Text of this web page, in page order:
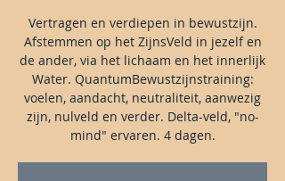
Vertragen en verdiepen in bewustzijn.
Afstemmen op het ZijnsVeld in jezelf en
de ander, via het lichaam en het innerlijk
Water. QuantumBewustzijnstraining:
voelen, aandacht, neutraliteit, aanwezig
zijn, nulveld en verder. Delta-veld, "no-
mind" ervaren. 4 dagen.